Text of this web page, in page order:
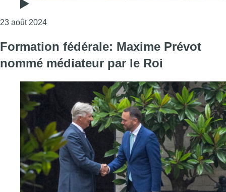
23 août 2024Consulter l'article "“Nous avons conscience
Formation fédérale: Maxime Prévot
nommé médiateur par le Roi